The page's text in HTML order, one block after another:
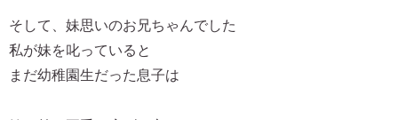
そして、妹思いのお兄ちゃんでした
私が妹を叱っていると
まだ幼稚園生だった息子は